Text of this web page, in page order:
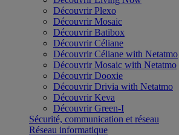
Découvrir Plexo
Découvrir Mosaic
Découvrir Batibox
Découvrir Céliane
Découvrir Céliane with Netatmo
Découvrir Mosaic with Netatmo
Découvrir Dooxie
Découvrir Drivia with Netatmo
Découvrir Keva
Découvrir Green-I
Sécurité, communication et réseau
Réseau informatique